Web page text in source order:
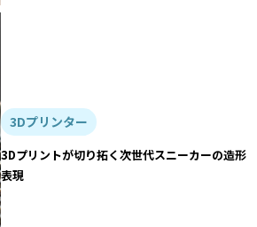
3Dプリンター
3Dプリントが切り拓く次世代スニーカーの造形
表現